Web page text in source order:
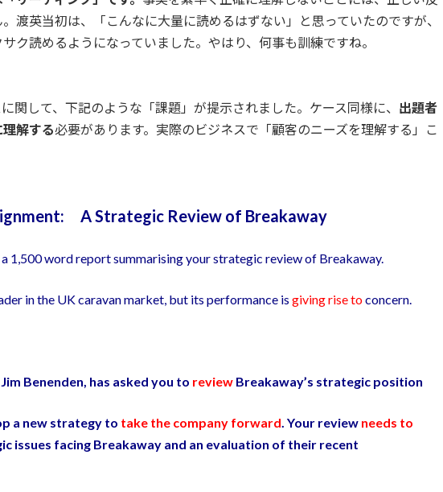
渡英当初は、「こんなに大量に読めるはずない」と思っていたのですが、
ク読めるようになっていました。やはり、何事も訓練ですね。
関して、下記のような「課題」が提示されました。ケース同様に、 出題者
解する必要があります。実際のビジネスで「顧客のニーズを理解する」こ
A Strategic Review of Breakaway
1,500 word report summarising your strategic review of Breakaway.
in the UK caravan market, but its performance is giving rise toconcern.
Benenden, has asked you to review Breakaway’s strategic position
a new strategy to take the company forward . Your review needs to
issues facing Breakaway and an evaluation of their recent